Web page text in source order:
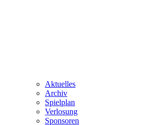
Aktuelles
Archiv
Spielplan
Verlosung
Sponsoren